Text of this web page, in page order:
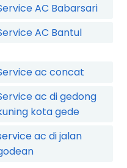
AC Babarsari
AC Bantul
ac concat
ac di gedong
kota gede
ac di jalan